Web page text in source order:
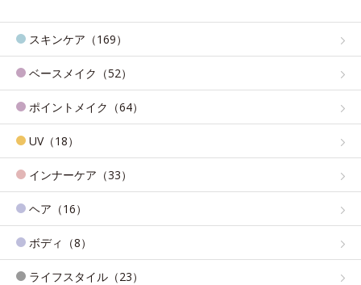
スキンケア（169）
ベースメイク（52）
ポイントメイク（64）
UV（18）
インナーケア（33）
ヘア（16）
ボディ（8）
ライフスタイル（23）